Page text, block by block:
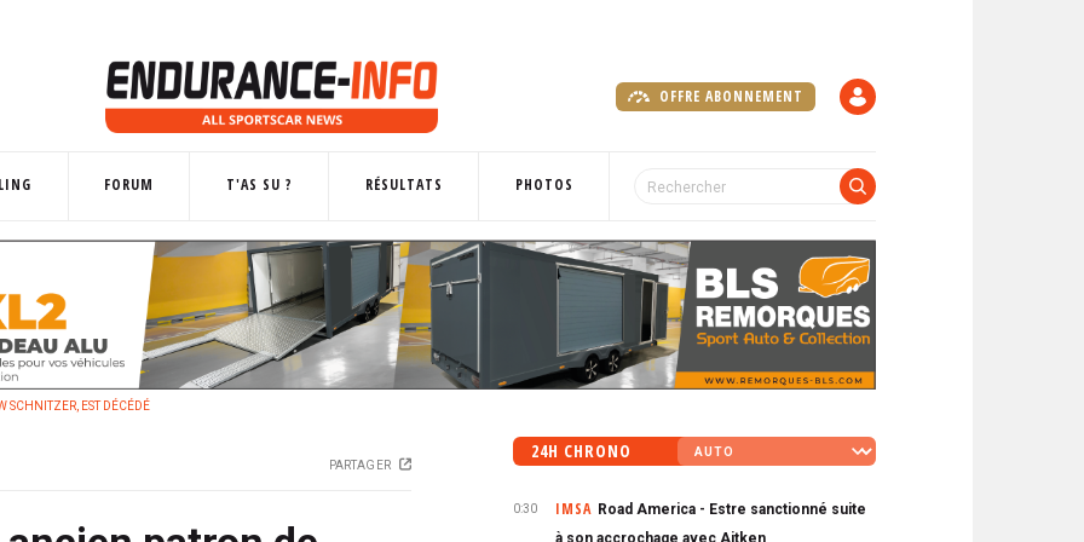
OFFRE ABONNEMENT
FORUM T'AS SU ? RÉSULTATS PHOTOS
SCHNITZER, EST DÉCÉDÉ
PARTAGER
24H CHRONO
0:30 IMSA Road America - Estre sanctionné suite
à son accrochage avec Aitken